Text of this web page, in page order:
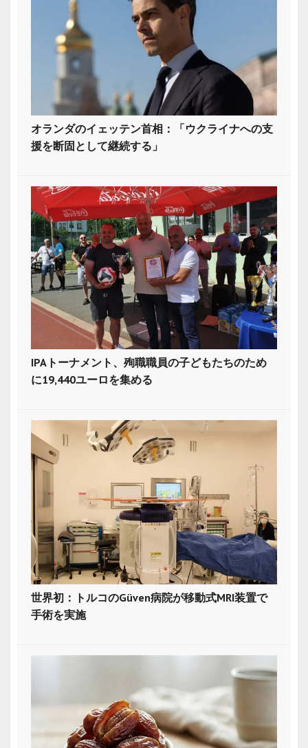
オランダのイェッテン首相：「ウクライナへの支
援を断固として継続する」
IPAトーナメント、殉職職員の子どもたちのため
に19,440ユーロを集める
世界初：トルコのGüven病院が移動式MRI装置で
手術を実施